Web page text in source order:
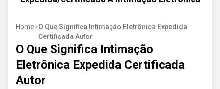
Home>O Que Significa Intimação Eletrônica Expedida
Certificada Autor
O Que Significa Intimação
Eletrônica Expedida Certificada
Autor